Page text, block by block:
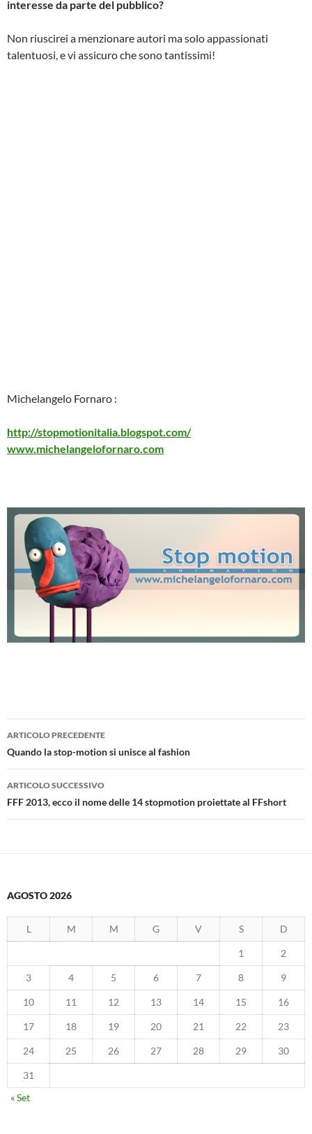
interesse da parte del pubblico?
Non riuscirei a menzionare autori ma solo appassionati
talentuosi, e vi assicuro che sono tantissimi!
Michelangelo Fornaro :
http://stopmotionitalia.blogspot.com/
www.michelangelofornaro.com
Navigazione
articolo
ARTICOLO PRECEDENTE
Quando la stop-motion si unisce al fashion
ARTICOLO SUCCESSIVO
FFF 2013, ecco il nome delle 14 stopmotion proiettate al FFshort
AGOSTO 2026
L M M G V S D
1 2
3 4 5 6 7 8 9
10 11 12 13 14 15 16
17 18 19 20 21 22 23
24 25 26 27 28 29 30
31
« Set